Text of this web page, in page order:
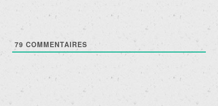
79 COMMENTAIRES